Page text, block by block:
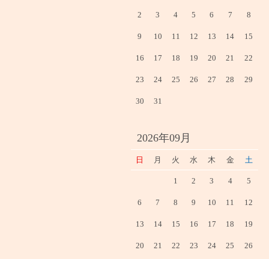
2 3 4 5 6 7 8
9 10 11 12 13 14 15
16 17 18 19 20 21 22
23 24 25 26 27 28 29
30 31
2026年09月
日 月 火 水 木 金 土
1 2 3 4 5
6 7 8 9 10 11 12
13 14 15 16 17 18 19
20 21 22 23 24 25 26